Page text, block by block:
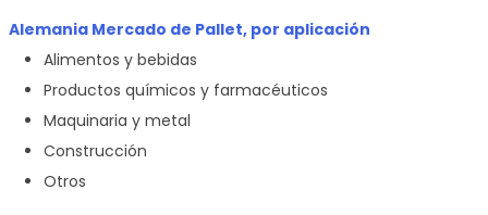
Alemania Mercado de Pallet, por aplicación
Alimentos y bebidas
Productos químicos y farmacéuticos
Maquinaria y metal
Construcción
Otros